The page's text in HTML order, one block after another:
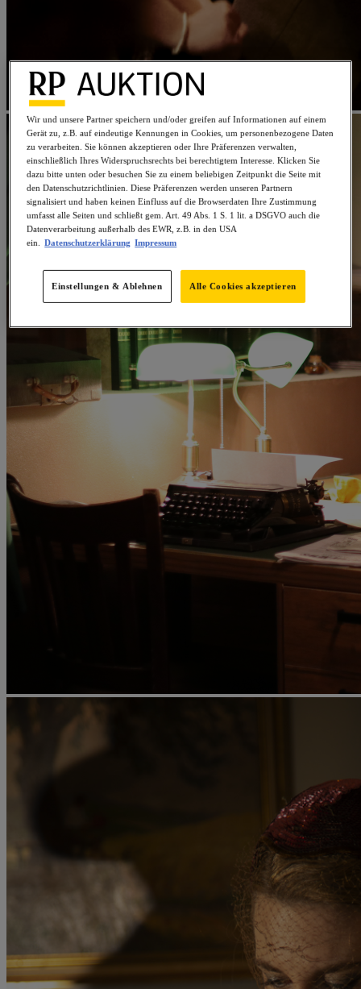
Wir und unsere Partner speichern und/oder greifen auf Informationen auf einem
Gerät zu, z.B. auf eindeutige Kennungen in Cookies, um personenbezogene Daten
zu verarbeiten. Sie können akzeptieren oder Ihre Präferenzen verwalten,
einschließlich Ihres Widerspruchsrechts bei berechtigtem Interesse. Klicken Sie
dazu bitte unten oder besuchen Sie zu einem beliebigen Zeitpunkt die Seite mit
den Datenschutzrichtlinien. Diese Präferenzen werden unseren Partnern
signalisiert und haben keinen Einfluss auf die Browserdaten Ihre Zustimmung
umfasst alle Seiten und schließt gem. Art. 49 Abs. 1 S. 1 lit. a DSGVO auch die
Datenverarbeitung außerhalb des EWR, z.B. in den USA
ein.
Datenschutzerklärung Impressum
Einstellungen & Ablehnen Alle Cookies akzeptieren